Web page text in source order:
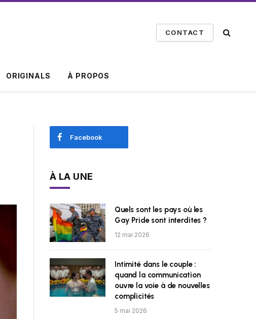
CONTACT
ORIGINALS À PROPOS
Facebook
À LA UNE
Quels sont les pays où les
Gay Pride sont interdites ?
12 mai 2026
Intimité dans le couple :
quand la communication
ouvre la voie à de nouvelles
complicités
5 mai 2026